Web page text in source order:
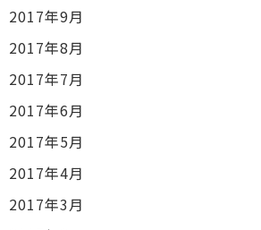
2017年9月
2017年8月
2017年7月
2017年6月
2017年5月
2017年4月
2017年3月